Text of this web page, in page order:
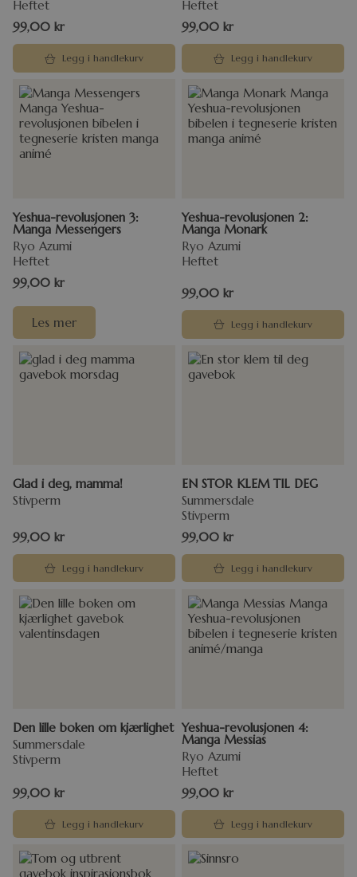
Heftet
99,00 kr
Legg i handlekurv
Heftet
99,00 kr
Legg i handlekurv
Yeshua-revolusjonen 3:
Manga Messengers
Ryo Azumi
Heftet
99,00 kr
Les mer
Yeshua-revolusjonen 2:
Manga Monark
Ryo Azumi
Heftet
99,00 kr
Legg i handlekurv
Glad i deg, mamma!
Stivperm
99,00 kr
Legg i handlekurv
EN STOR KLEM TIL DEG
Summersdale
Stivperm
99,00 kr
Legg i handlekurv
Den lille boken om kjærlighet
Summersdale
Stivperm
99,00 kr
Legg i handlekurv
Yeshua-revolusjonen 4:
Manga Messias
Ryo Azumi
Heftet
99,00 kr
Legg i handlekurv